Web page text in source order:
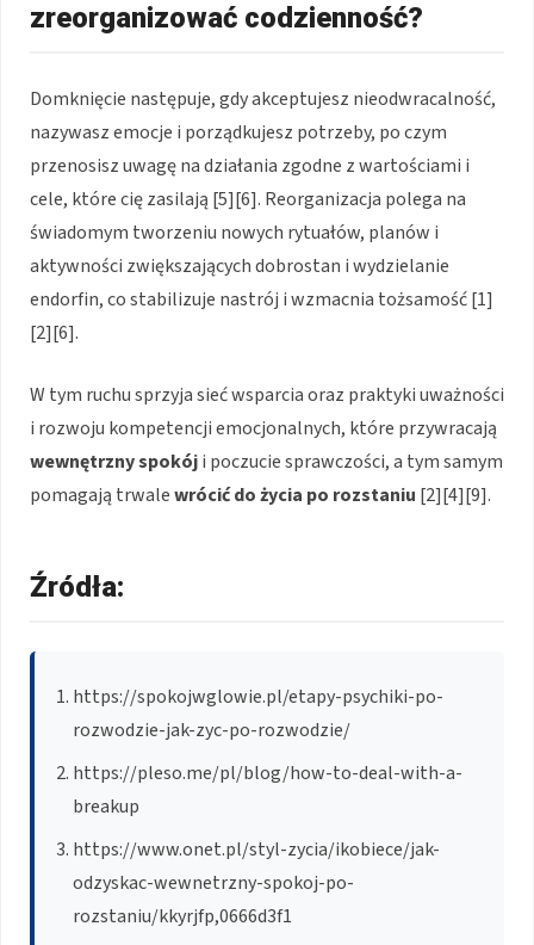
zreorganizować codzienność?
Domknięcie następuje, gdy akceptujesz nieodwracalność,
nazywasz emocje i porządkujesz potrzeby, po czym
przenosisz uwagę na działania zgodne z wartościami i
cele, które cię zasilają [5][6]. Reorganizacja polega na
świadomym tworzeniu nowych rytuałów, planów i
aktywności zwiększających dobrostan i wydzielanie
endorfin, co stabilizuje nastrój i wzmacnia tożsamość [1]
[2][6].
W tym ruchu sprzyja sieć wsparcia oraz praktyki uważności
i rozwoju kompetencji emocjonalnych, które przywracają
wewnętrzny spokóji poczucie sprawczości, a tym samym
pomagają trwalewrócić do życia po rozstaniu [2][4][9].
Źródła:
https://spokojwglowie.pl/etapy-psychiki-po-
rozwodzie-jak-zyc-po-rozwodzie/
https://pleso.me/pl/blog/how-to-deal-with-a-
breakup
https://www.onet.pl/styl-zycia/ikobiece/jak-
odzyskac-wewnetrzny-spokoj-po-
rozstaniu/kkyrjfp,0666d3f1